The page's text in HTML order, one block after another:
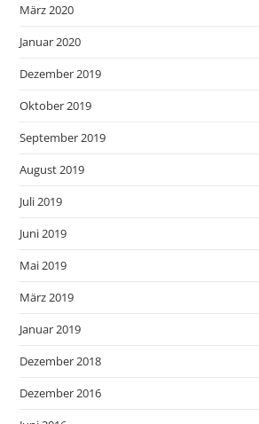
März 2020
Januar 2020
Dezember 2019
Oktober 2019
September 2019
August 2019
Juli 2019
Juni 2019
Mai 2019
März 2019
Januar 2019
Dezember 2018
Dezember 2016